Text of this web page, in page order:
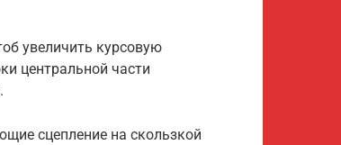
увеличить курсовую
центральной части
сцепление на скользкой